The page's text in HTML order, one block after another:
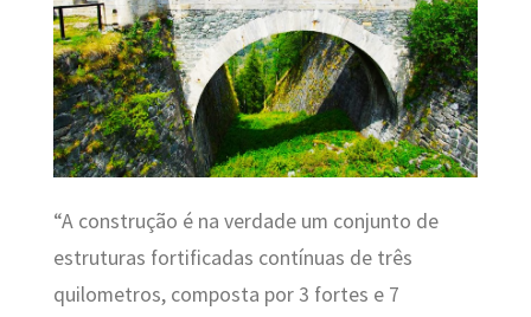
“A construção é na verdade um conjunto de
estruturas fortificadas contínuas de três
quilometros, composta por 3 fortes e 7